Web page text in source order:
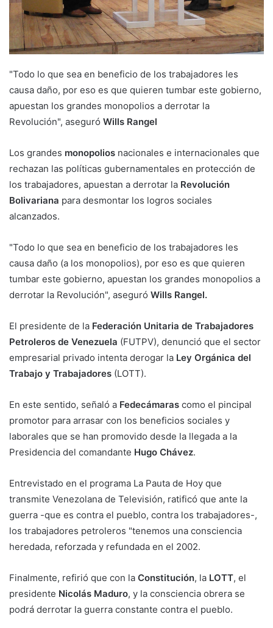
"Todo lo que sea en beneficio de los trabajadores les
causa daño, por eso es que quieren tumbar este gobierno,
apuestan los grandes monopolios a derrotar la
Revolución", aseguró Wills Rangel
Los grandes monopolios nacionales e internacionales que
rechazan las políticas gubernamentales en protección de
los trabajadores, apuestan a derrotar la Revolución
Bolivariana para desmontar los logros sociales
alcanzados.
"Todo lo que sea en beneficio de los trabajadores les
causa daño (a los monopolios), por eso es que quieren
tumbar este gobierno, apuestan los grandes monopolios a
derrotar la Revolución", aseguró Wills Rangel.
El presidente de la Federación Unitaria de Trabajadores
Petroleros de Venezuela (FUTPV), denunció que el sector
empresarial privado intenta derogar la Ley Orgánica del
Trabajo y Trabajadores (LOTT).
En este sentido, señaló a Fedecámaras como el pincipal
promotor para arrasar con los beneficios sociales y
laborales que se han promovido desde la llegada a la
Presidencia del comandante Hugo Chávez.
Entrevistado en el programa La Pauta de Hoy que
transmite Venezolana de Televisión, ratificó que ante la
guerra -que es contra el pueblo, contra los trabajadores-,
los trabajadores petroleros "tenemos una consciencia
heredada, reforzada y refundada en el 2002.
Finalmente, refirió que con la Constitución, la LOTT, el
presidente Nicolás Maduro, y la consciencia obrera se
podrá derrotar la guerra constante contra el pueblo.